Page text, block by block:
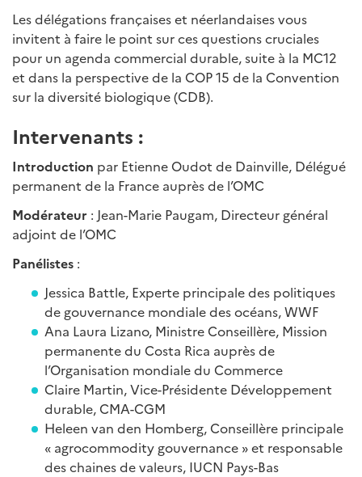
Les délégations françaises et néerlandaises vous
invitent à faire le point sur ces questions cruciales
pour un agenda commercial durable, suite à la MC12
et dans la perspective de la COP 15 de la Convention
sur la diversité biologique (CDB).
Intervenants :
Introduction par Etienne Oudot de Dainville, Délégué
permanent de la France auprès de l’OMC
Modérateur : Jean-Marie Paugam, Directeur général
adjoint de l’OMC
Panélistes :
Jessica Battle, Experte principale des politiques
de gouvernance mondiale des océans, WWF
Ana Laura Lizano, Ministre Conseillère, Mission
permanente du Costa Rica auprès de
l’Organisation mondiale du Commerce
Claire Martin, Vice-Présidente Développement
durable, CMA-CGM
Heleen van den Homberg, Conseillère principale
« agrocommodity gouvernance » et responsable
des chaines de valeurs, IUCN Pays-Bas